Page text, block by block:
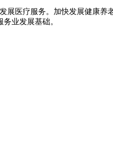
发展医疗服务。加快发展健
业发展基础。